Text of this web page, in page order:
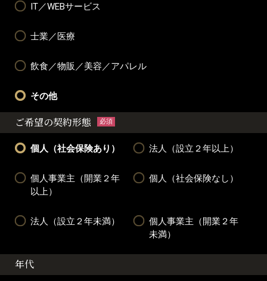
IT／WEBサービス
士業／医療
飲食／物販／美容／アパレル
その他
ご希望の契約形態 必須
個人（社会保険あり） 法人（設立２年以上）
個人事業主（開業２年
以上）
個人（社会保険なし）
法人（設立２年未満）
個人事業主（開業２年
未満）
年代